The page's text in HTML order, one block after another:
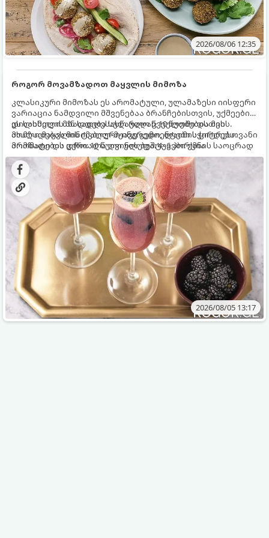
2026/08/06 12:35
როგორ მოვამზადოთ მაყვლის მიმოზა
კლასიკური მიმოზას ეს არომატული, ულამაზესი იისფერი
ვარიაცია ნამდვილი მშვენებაა ბრანჩებისთვის, უქმეების
დილისთვის ან სადღესასწაულო წვეულებებისთვის.
ახალი მაყვლის ტკბილ-მჟავე გემო, ლაიმის ციტრუსოვანი
არომატი და ცქრიალა ღვინის ბუშტუკები ქმნის საოცრად
დახვეწილ და მაგრილებელ კოქტეილს.
ეს სასმელი მზადდება სულ რაღაც 10 წუთში და მის
მომზადებას მინიმალური ინგრედიენტები სჭირდება.
მომზადების დრო: 10 წუთი ულუფა: 4–6 პორცია
2026/08/05 13:17